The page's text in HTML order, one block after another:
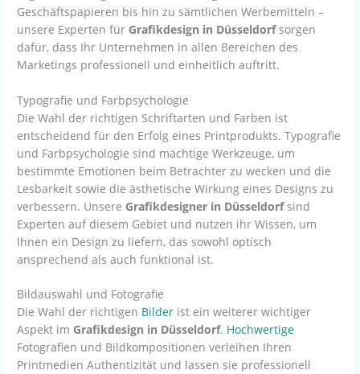
Geschäftspapieren bis hin zu sämtlichen Werbemitteln –
unsere Experten für Grafikdesign in Düsseldorfsorgen
dafür, dass Ihr Unternehmen in allen Bereichen des
Marketings professionell und einheitlich auftritt.
Typografie und Farbpsychologie
Die Wahl der richtigen Schriftarten und Farben ist
entscheidend für den Erfolg eines Printprodukts. Typografie
und Farbpsychologie sind mächtige Werkzeuge, um
bestimmte Emotionen beim Betrachter zu wecken und die
Lesbarkeit sowie die ästhetische Wirkung eines Designs zu
verbessern. Unsere Grafikdesigner in Düsseldorfsind
Experten auf diesem Gebiet und nutzen ihr Wissen, um
Ihnen ein Design zu liefern, das sowohl optisch
ansprechend als auch funktional ist.
Bildauswahl und Fotografie
Die Wahl der richtigen Bilder ist ein weiterer wichtiger
Aspekt im Grafikdesign in Düsseldorf. Hochwertige
Fotografien und Bildkompositionen verleihen Ihren
Printmedien Authentizität und lassen sie professionell